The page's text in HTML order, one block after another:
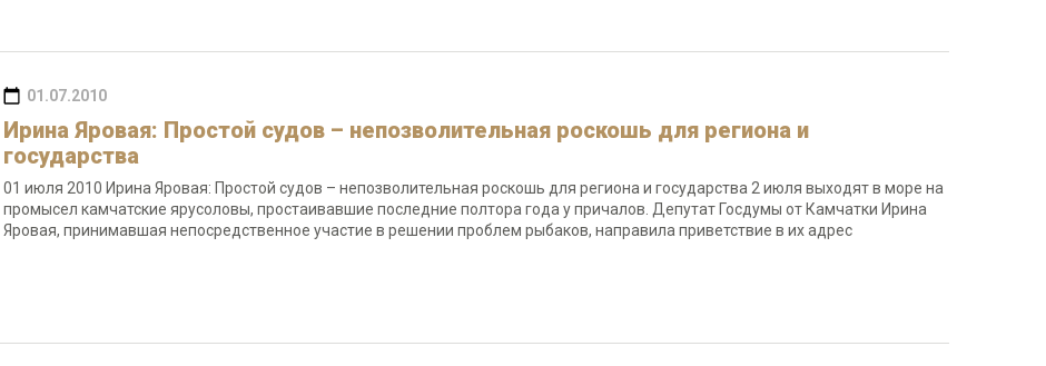
01.07.2010
Ирина Яровая: Простой судов – непозволительная роскошь для региона и
государства
01 июля 2010 Ирина Яровая: Простой судов – непозволительная роскошь для региона и государства 2 июля выходят в море на
промысел камчатские ярусоловы, простаивавшие последние полтора года у причалов. Депутат Госдумы от Камчатки Ирина
Яровая, принимавшая непосредственное участие в решении проблем рыбаков, направила приветствие в их адрес